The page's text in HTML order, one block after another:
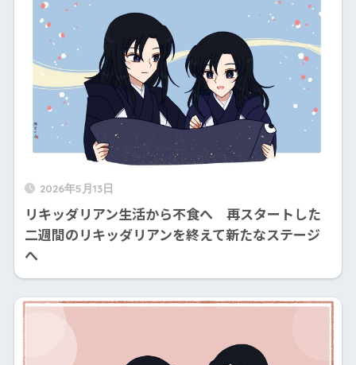
2026年5月13日
リキッダリアン生活から不食へ 再スタートした
二週間のリキッダリアンを終えて新たなステージ
へ